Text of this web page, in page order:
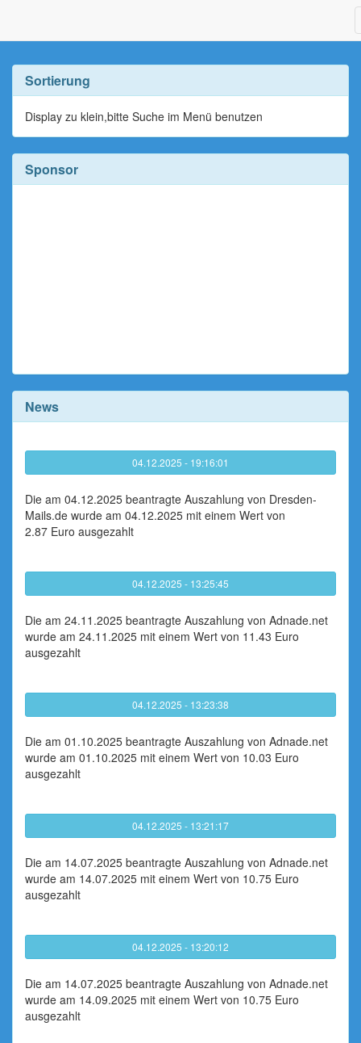
Sortierung
Display zu klein,bitte Suche im Menü benutzen
Sponsor
News
04.12.2025 - 19:16:01
Die am 04.12.2025 beantragte Auszahlung von Dresden-
Mails.de wurde am 04.12.2025 mit einem Wert von
2.87 Euro ausgezahlt
04.12.2025 - 13:25:45
Die am 24.11.2025 beantragte Auszahlung von Adnade.net
wurde am 24.11.2025 mit einem Wert von 11.43 Euro
ausgezahlt
04.12.2025 - 13:23:38
Die am 01.10.2025 beantragte Auszahlung von Adnade.net
wurde am 01.10.2025 mit einem Wert von 10.03 Euro
ausgezahlt
04.12.2025 - 13:21:17
Die am 14.07.2025 beantragte Auszahlung von Adnade.net
wurde am 14.07.2025 mit einem Wert von 10.75 Euro
ausgezahlt
04.12.2025 - 13:20:12
Die am 14.07.2025 beantragte Auszahlung von Adnade.net
wurde am 14.09.2025 mit einem Wert von 10.75 Euro
ausgezahlt